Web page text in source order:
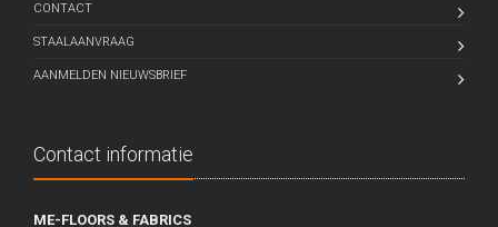
CONTACT
STAALAANVRAAG
AANMELDEN NIEUWSBRIEF
Contact informatie
ME-FLOORS & FABRICS